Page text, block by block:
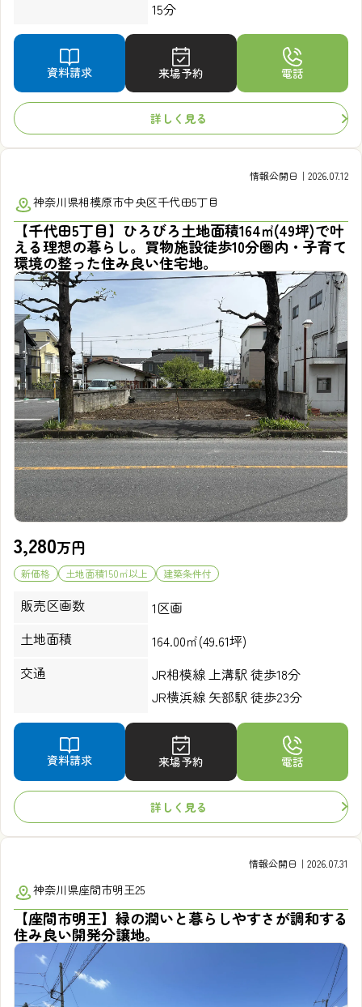
15分
資料請求 来場予約 電話
詳しく見る
情報公開日｜2026.07.12
神奈川県相模原市中央区千代田5丁目
【千代田5丁目】ひろびろ土地面積164㎡(49坪)で叶
える理想の暮らし。買物施設徒歩10分圏内・子育て
環境の整った住み良い住宅地。
3,280万円
新価格 土地面積150㎡以上 建築条件付
販売区画数
1区画
土地面積
164.00㎡(49.61坪)
交通
JR相模線 上溝駅 徒歩18分
JR横浜線 矢部駅 徒歩23分
資料請求 来場予約 電話
詳しく見る
情報公開日｜2026.07.31
神奈川県座間市明王25
【座間市明王】緑の潤いと暮らしやすさが調和する
住み良い開発分譲地。